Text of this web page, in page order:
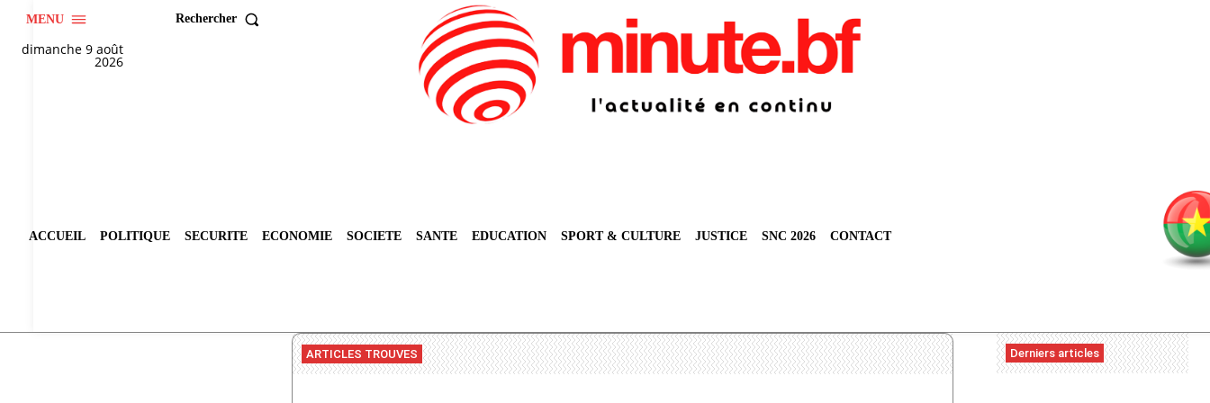
MENU Rechercher
dimanche 9 août
2026
ACCUEIL POLITIQUE SECURITE ECONOMIE SOCIETE SANTE EDUCATION SPORT & CULTURE JUSTICE SNC 2026 CONTACT
ARTICLES TROUVES Derniers articles